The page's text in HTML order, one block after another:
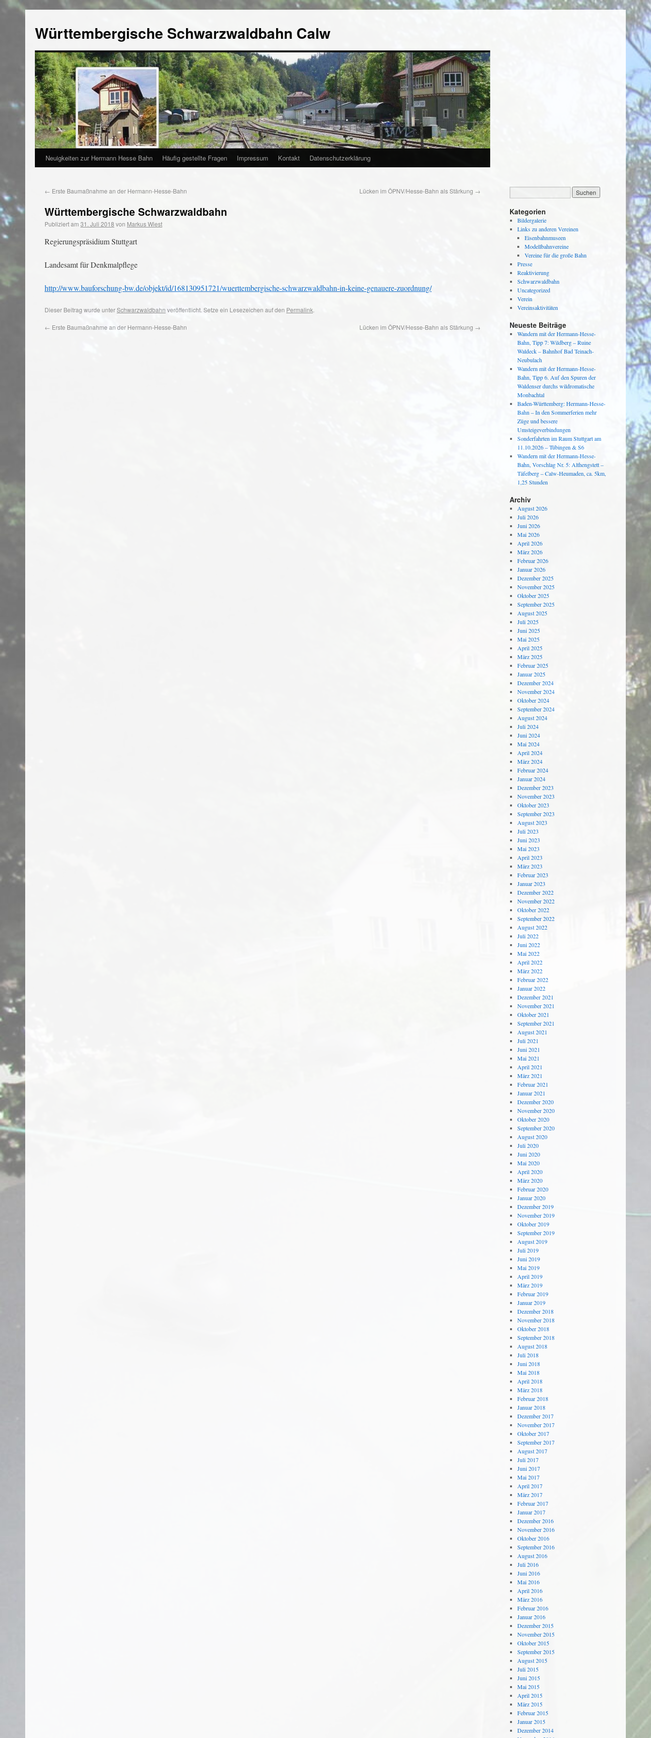
Württembergische Schwarzwaldbahn Calw
Neuigkeiten zur Hermann Hesse Bahn Häufig gestellte Fragen Impressum Kontakt Datenschutzerklärung
← Erste Baumaßnahme an der Hermann-Hesse-Bahn Lücken im ÖPNV/Hesse-Bahn als Stärkung →
Württembergische Schwarzwaldbahn
Publiziert am 31. Juli 2018 von Markus Wiest
Regierungspräsidium Stuttgart
Landesamt für Denkmalpflege
http://www.bauforschung-bw.de/objekt/id/168130951721/wuerttembergische-schwarzwaldbahn-in-keine-genauere-zuordnung/
Dieser Beitrag wurde unterSchwarzwaldbahn veröffentlicht. Setze ein Lesezeichen auf den Permalink.
← Erste Baumaßnahme an der Hermann-Hesse-Bahn Lücken im ÖPNV/Hesse-Bahn als Stärkung →
Kategorien
Bildergalerie
Links zu anderen Vereinen
Eisenbahnmuseen
Modellbahnvereine
Vereine für die große Bahn
Presse
Reaktivierung
Schwarzwaldbahn
Uncategorized
Verein
Vereinsaktivitäten
Neueste Beiträge
Wandern mit der Hermann-Hesse-
Bahn, Tipp 7: Wildberg – Ruine
Waldeck – Bahnhof Bad Teinach-
Neubulach
Wandern mit der Hermann-Hesse-
Bahn, Tipp 6. Auf den Spuren der
Waldenser durchs wildromatische
Monbachtal
Baden-Württemberg: Hermann-Hesse-
Bahn – In den Sommerferien mehr
Züge und bessere
Umsteigeverbindungen
Sonderfahrten im Raum Stuttgart am
11.10.2026 – Tübingen & S6
Wandern mit der Hermann-Hesse-
Bahn, Vorschlag Nr. 5: Althengstett –
Täfelberg – Calw-Heumaden, ca. 5km,
1,25 Stunden
Archiv
August 2026
Juli 2026
Juni 2026
Mai 2026
April 2026
März 2026
Februar 2026
Januar 2026
Dezember 2025
November 2025
Oktober 2025
September 2025
August 2025
Juli 2025
Juni 2025
Mai 2025
April 2025
März 2025
Februar 2025
Januar 2025
Dezember 2024
November 2024
Oktober 2024
September 2024
August 2024
Juli 2024
Juni 2024
Mai 2024
April 2024
März 2024
Februar 2024
Januar 2024
Dezember 2023
November 2023
Oktober 2023
September 2023
August 2023
Juli 2023
Juni 2023
Mai 2023
April 2023
März 2023
Februar 2023
Januar 2023
Dezember 2022
November 2022
Oktober 2022
September 2022
August 2022
Juli 2022
Juni 2022
Mai 2022
April 2022
März 2022
Februar 2022
Januar 2022
Dezember 2021
November 2021
Oktober 2021
September 2021
August 2021
Juli 2021
Juni 2021
Mai 2021
April 2021
März 2021
Februar 2021
Januar 2021
Dezember 2020
November 2020
Oktober 2020
September 2020
August 2020
Juli 2020
Juni 2020
Mai 2020
April 2020
März 2020
Februar 2020
Januar 2020
Dezember 2019
November 2019
Oktober 2019
September 2019
August 2019
Juli 2019
Juni 2019
Mai 2019
April 2019
März 2019
Februar 2019
Januar 2019
Dezember 2018
November 2018
Oktober 2018
September 2018
August 2018
Juli 2018
Juni 2018
Mai 2018
April 2018
März 2018
Februar 2018
Januar 2018
Dezember 2017
November 2017
Oktober 2017
September 2017
August 2017
Juli 2017
Juni 2017
Mai 2017
April 2017
März 2017
Februar 2017
Januar 2017
Dezember 2016
November 2016
Oktober 2016
September 2016
August 2016
Juli 2016
Juni 2016
Mai 2016
April 2016
März 2016
Februar 2016
Januar 2016
Dezember 2015
November 2015
Oktober 2015
September 2015
August 2015
Juli 2015
Juni 2015
Mai 2015
April 2015
März 2015
Februar 2015
Januar 2015
Dezember 2014